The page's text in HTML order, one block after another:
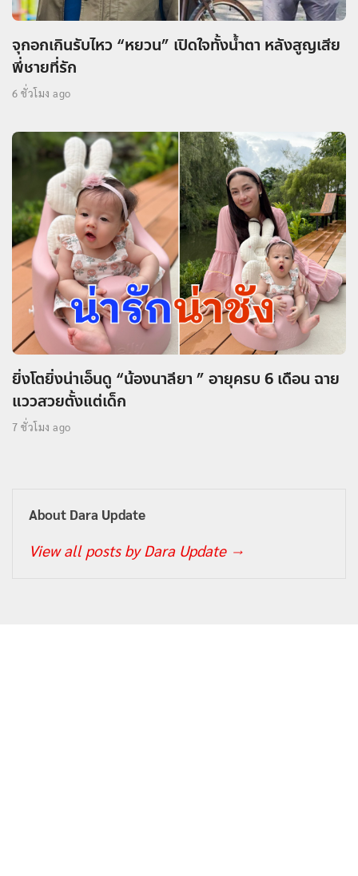
จุกอกเกินรับไหว “หยวน” เปิดใจทั้งน้ำตา หลังสูญเสีย
พี่ชายที่รัก
6 ชั่วโมง ago
ยิ่งโตยิ่งน่าเอ็นดู “น้องนาลียา ” อายุครบ 6 เดือน ฉาย
แววสวยตั้งแต่เด็ก
7 ชั่วโมง ago
About Dara Update
View all posts by Dara Update →